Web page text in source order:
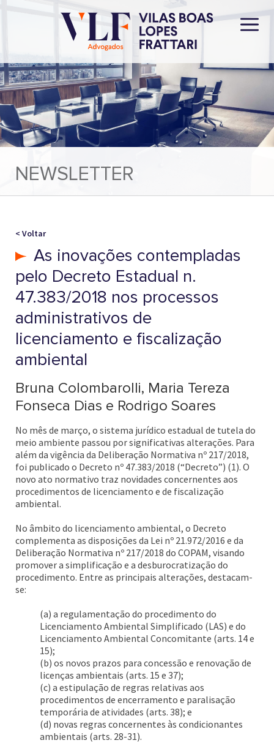
NEWSLETTER
< Voltar
As inovações contempladas
pelo Decreto Estadual n.
47.383/2018 nos processos
administrativos de
licenciamento e fiscalização
ambiental
Bruna Colombarolli, Maria Tereza
Fonseca Dias e Rodrigo Soares
No mês de março, o sistema jurídico estadual de tutela do
meio ambiente passou por significativas alterações. Para
além da vigência da Deliberação Normativa nº 217/2018,
foi publicado o Decreto nº 47.383/2018 (“Decreto”) (1). O
novo ato normativo traz novidades concernentes aos
procedimentos de licenciamento e de fiscalização
ambiental.
No âmbito do licenciamento ambiental, o Decreto
complementa as disposições da Lei nº 21.972/2016 e da
Deliberação Normativa nº 217/2018 do COPAM, visando
promover a simplificação e a desburocratização do
procedimento. Entre as principais alterações, destacam-
se:
(a) a regulamentação do procedimento do
Licenciamento Ambiental Simplificado (LAS) e do
Licenciamento Ambiental Concomitante (arts. 14 e
15);
(b) os novos prazos para concessão e renovação de
licenças ambientais (arts. 15 e 37);
(c) a estipulação de regras relativas aos
procedimentos de encerramento e paralisação
temporária de atividades (arts. 38); e
(d) novas regras concernentes às condicionantes
ambientais (arts. 28-31).